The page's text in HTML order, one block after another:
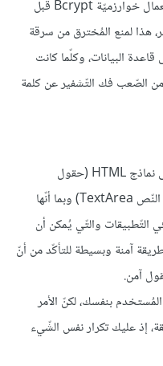
إضافة لتشفير كلمات المرور باستعمال خوارزميّة Bcrypt قبل
هذا لمنع المُخترق من سرقة
البيانات، وكلّما كانت
من الصّعب فك التّشفير عن كلمة
بما أنّ مُعظم التّطبيقات تعتمد على نماذج HTML (حقول
النّصوص، كلمات المرور و مساحة النّص TextArea) وبما أنّها
التّطبيقات والتّي يُمكن أن
آمنة وبسيطة للتأكّد من أنّ
آمن.
بنفسك، لكنّ الأمر
إذ عليك تكرار نفس الشّيء